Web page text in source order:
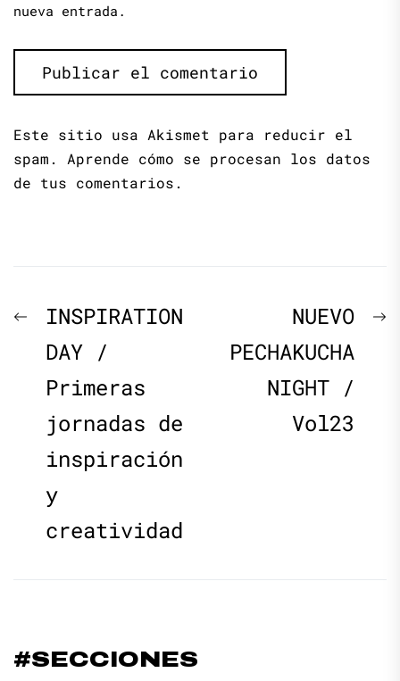
nueva entrada.
Este sitio usa Akismet para reducir el
spam. Aprende cómo se procesan los datos
de tus comentarios.
Navegación
de
entradas
Previous
post:
INSPIRATION
DAY /
Primeras
jornadas de
inspiración
y
creatividad
NUEVO
PECHAKUCHA
NIGHT /
Vol23
#SECCIONES